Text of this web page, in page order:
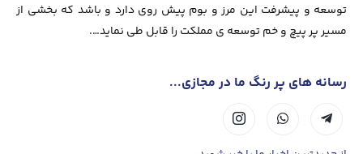
توسعه و پیشرفت این مرز و بوم پیش روی دارد و باشد که بخشی از
مسیر پر پیچ و خم توسعه ی مملکت را قابل طی نماید….
رسانه های پر رنگ ما در مجازی...